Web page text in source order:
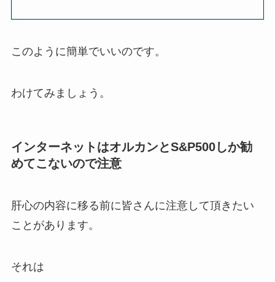
このように簡単でいいのです。
わけてみましょう。
インターネットはオルカンとS&P500しか勧
めてこないので注意
肝心の内容に移る前に皆さんに注意して頂きたい
ことがあります。
それは